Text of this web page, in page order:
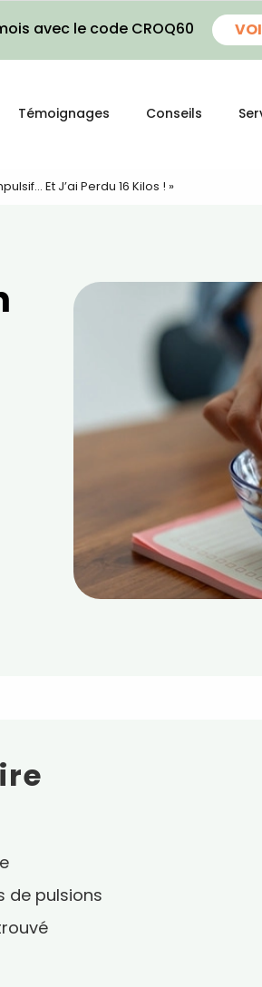
avec le code CROQ60
Témoignages Conseils
Et J’ai Perdu 16 Kilos ! »
de pulsions